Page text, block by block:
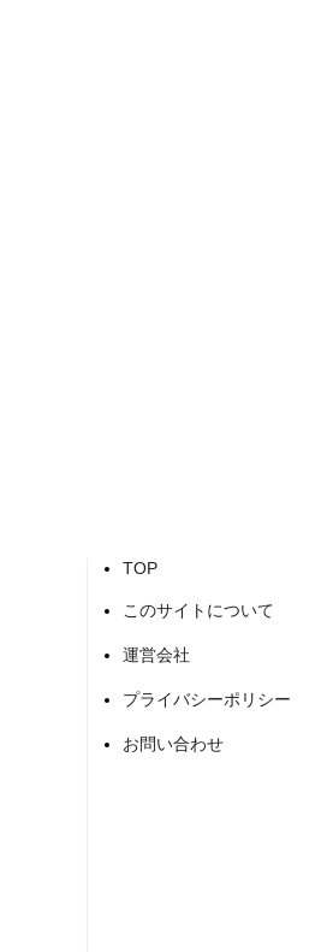
TOP
このサイトについて
運営会社
プライバシーポリシー
お問い合わせ